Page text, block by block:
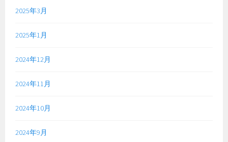
2025年3月
2025年1月
2024年12月
2024年11月
2024年10月
2024年9月